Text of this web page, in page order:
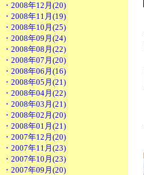
・2008年12月(20)
・2008年11月(19)
・2008年10月(25)
・2008年09月(24)
・2008年08月(22)
・2008年07月(20)
・2008年06月(16)
・2008年05月(21)
・2008年04月(22)
・2008年03月(21)
・2008年02月(20)
・2008年01月(21)
・2007年12月(20)
・2007年11月(23)
・2007年10月(23)
・2007年09月(20)